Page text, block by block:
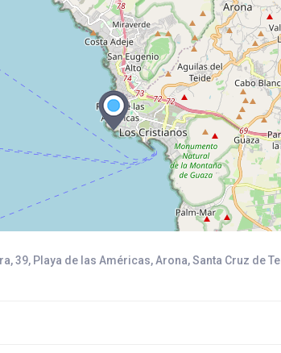
39, Playa de las Américas, Arona, Santa Cruz de